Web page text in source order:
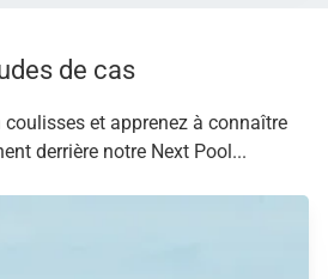
de cas
et apprenez à connaître
derrière notre Next Pool...